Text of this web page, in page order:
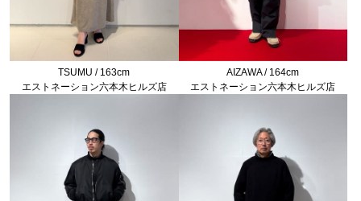
TSUMU / 163cm
エストネーション六本木ヒルズ店
AIZAWA / 164cm
エストネーション六本木ヒルズ店